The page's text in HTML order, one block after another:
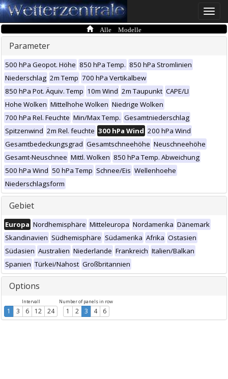
Toggle
Alle Modelle
Parameter
500 hPa Geopot. Höhe 850 hPa Temp. 850 hPa Stromlinien
Niederschlag 2m Temp 700 hPa Vertikalbew
850 hPa Pot. Äquiv. Temp 10m Wind 2m Taupunkt CAPE/LI
Hohe Wolken Mittelhohe Wolken Niedrige Wolken
700 hPa Rel. Feuchte Min/Max Temp. Gesamtniederschlag
Spitzenwind 2m Rel. feuchte 300 hPa Wind 200 hPa Wind
Gesamtbedeckungsgrad Gesamtschneehöhe Neuschneehöhe
Gesamt-Neuschnee Mittl. Wolken 850 hPa Temp. Abweichung
500 hPa Wind 50 hPa Temp Schnee/Eis Wellenhoehe
Niederschlagsform
Gebiet
Europa Nordhemisphäre Mitteleuropa Nordamerika Dänemark
Skandinavien Südhemisphäre Südamerika Afrika Ostasien
Südasien Australien Niederlande Frankreich Italien/Balkan
Spanien Türkei/Nahost Großbritannien
Options
Intervall
1 3 6 12 24
Number of panels in row
1 2 3 4 6